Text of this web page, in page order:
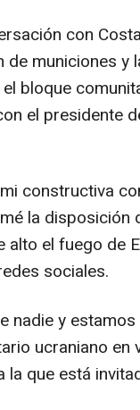
con
municiones y
bloque
el presidente
constructiva
la disposición
el fuego de
sociales.
nadie y
ucraniano en
la que está